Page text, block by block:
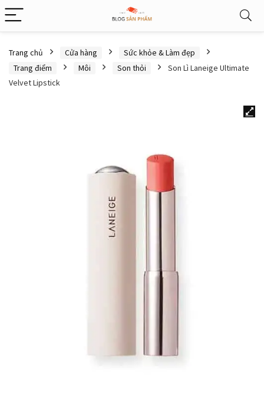
Trang chủ Cửa hàng
Sức khỏe & Làm đẹp
Trang điểm
Môi Son thỏi
Son Lì Laneige Ultimate
Velvet Lipstick